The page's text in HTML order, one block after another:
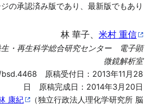
の承認済み版であり、最新版でもあり
林 華子、 米村 重信
・再生科学総合研究センター 電子顕
微鏡解析室
bsd.4468 原稿受付日：2013年11月28
日 原稿完成日：2014年3月20日
康紀
（独立行政法人理化学研究所 脳